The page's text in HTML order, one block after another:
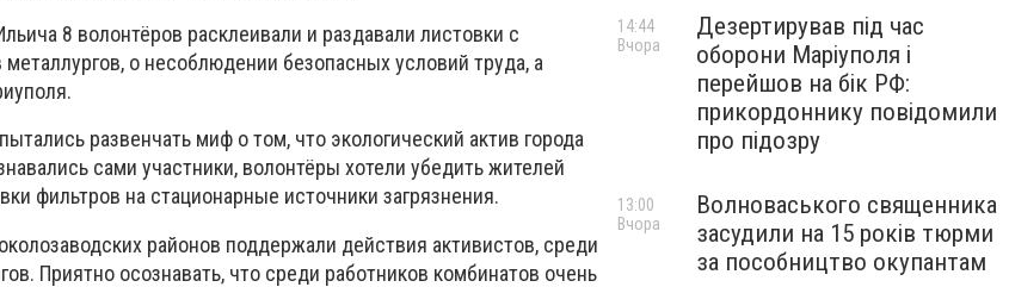
8 волонтёров расклеивали и раздавали листовки с
о несоблюдении безопасных условий труда, а
развенчать миф о том, что экологический актив города
сами участники, волонтёры хотели убедить жителей
фильтров на стационарные источники загрязнения.
районов поддержали действия активистов, среди
Приятно осознавать, что среди работников комбинатов очень
Дезертирував під час
оборони Маріуполя і
перейшов на бік РФ:
прикордоннику повідомили
про підозру
14:44
Вчора
Волноваського священника
засудили на 15 років тюрми
за пособництво окупантам
13:00
Вчора